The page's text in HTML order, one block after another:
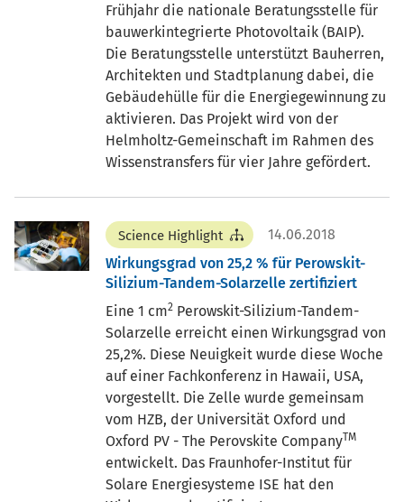
Frühjahr die nationale Beratungsstelle für
bauwerkintegrierte Photovoltaik (BAIP).
Die Beratungsstelle unterstützt Bauherren,
Architekten und Stadtplanung dabei, die
Gebäudehülle für die Energiegewinnung zu
aktivieren. Das Projekt wird von der
Helmholtz-Gemeinschaft im Rahmen des
Wissenstransfers für vier Jahre gefördert.
Science Highlight
14.06.2018
Wirkungsgrad von 25,2 % für Perowskit-
Silizium-Tandem-Solarzelle zertifiziert
Eine 1 cm2 Perowskit-Silizium-Tandem-
Solarzelle erreicht einen Wirkungsgrad von
25,2%. Diese Neuigkeit wurde diese Woche
auf einer Fachkonferenz in Hawaii, USA,
vorgestellt. Die Zelle wurde gemeinsam
vom HZB, der Universität Oxford und
Oxford PV - The Perovskite CompanyTM
entwickelt. Das Fraunhofer-Institut für
Solare Energiesysteme ISE hat den